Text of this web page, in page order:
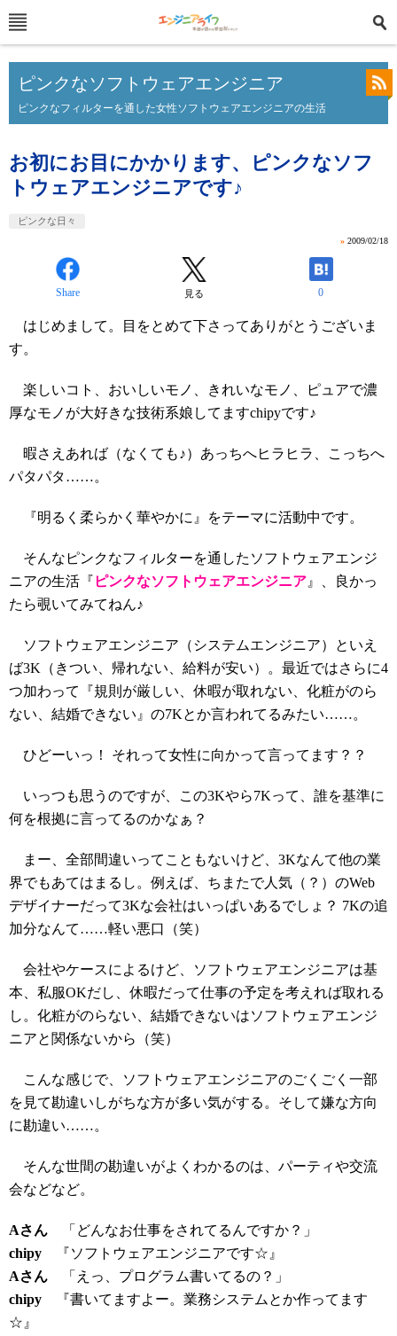
ピンクなソフトウェアエンジニア
ピンクなフィルターを通した女性ソフトウェアエンジニアの生活
お初にお目にかかります、ピンクなソフ
トウェアエンジニアです♪
ピンクな日々
» 2009/02/18
Share 見る 0
はじめまして。目をとめて下さってありがとうございま
す。
楽しいコト、おいしいモノ、きれいなモノ、ピュアで濃
厚なモノが大好きな技術系娘してますchipyです♪
暇さえあれば（なくても♪）あっちへヒラヒラ、こっちへ
パタパタ……。
『明るく柔らかく華やかに』をテーマに活動中です。
そんなピンクなフィルターを通したソフトウェアエンジ
ニアの生活『 ピンクなソフトウェアエンジニア 』、良かっ
たら覗いてみてねん♪
ソフトウェアエンジニア（システムエンジニア）といえ
ば3K（きつい、帰れない、給料が安い）。最近ではさらに4
つ加わって『規則が厳しい、休暇が取れない、化粧がのら
ない、結婚できない』の7Kとか言われてるみたい……。
ひどーいっ！ それって女性に向かって言ってます？？
いっつも思うのですが、この3Kやら7Kって、誰を基準に
何を根拠に言ってるのかなぁ？
まー、全部間違いってこともないけど、3Kなんて他の業
界でもあてはまるし。例えば、ちまたで人気（？）のWeb
デザイナーだって3Kな会社はいっぱいあるでしょ？ 7Kの追
加分なんて……軽い悪口（笑）
会社やケースによるけど、ソフトウェアエンジニアは基
本、私服OKだし、休暇だって仕事の予定を考えれば取れる
し。化粧がのらない、結婚できないはソフトウェアエンジ
ニアと関係ないから（笑）
こんな感じで、ソフトウェアエンジニアのごくごく一部
を見て勘違いしがちな方が多い気がする。そして嫌な方向
に勘違い……。
そんな世間の勘違いがよくわかるのは、パーティや交流
会などなど。
Aさん 「どんなお仕事をされてるんですか？」
chipy 『ソフトウェアエンジニアです☆』
Aさん 「えっ、プログラム書いてるの？」
chipy 『書いてますよー。業務システムとか作ってます
☆』